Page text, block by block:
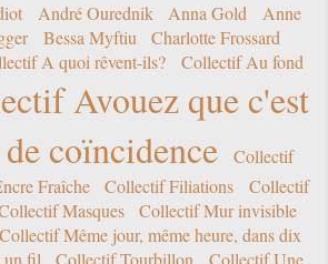
André Ourednik Anna Gold
Anne
Bessa Myftiu
Charlotte Frossard
A quoi rêvent-ils?
Collectif Au fond
Avouez que c'est
coïncidence
Collectif
Fraîche Collectif Filiations
Collectif
Masques
Collectif Mur invisible
Collectif Même jour, même heure, dans dix
un fil Collectif Tourbillon
Collectif Une